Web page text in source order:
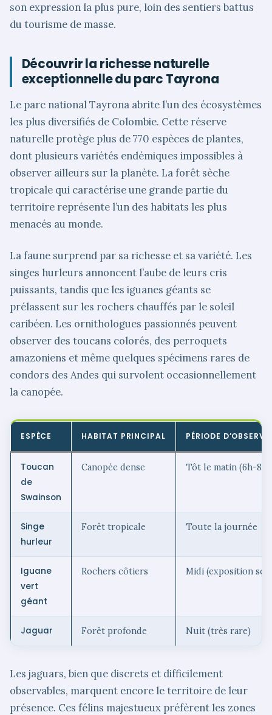
son expression la plus pure, loin des sentiers battus
du tourisme de masse.
Découvrir la richesse naturelle
exceptionnelle du parc Tayrona
Le parc national Tayrona abrite l’un des écosystèmes
les plus diversifiés de Colombie. Cette réserve
naturelle protège plus de 770 espèces de plantes,
dont plusieurs variétés endémiques impossibles à
observer ailleurs sur la planète. La forêt sèche
tropicale qui caractérise une grande partie du
territoire représente l’un des habitats les plus
menacés au monde.
La faune surprend par sa richesse et sa variété. Les
singes hurleurs annoncent l’aube de leurs cris
puissants, tandis que les iguanes géants se
prélassent sur les rochers chauffés par le soleil
caribéen. Les ornithologues passionnés peuvent
observer des toucans colorés, des perroquets
amazoniens et même quelques spécimens rares de
condors des Andes qui survolent occasionnellement
la canopée.
ESPÈCE HABITAT PRINCIPAL PÉRIODE
Toucan
de
Swainson
Canopée dense Tôt le matin (6h-8h)
Singe
hurleur
Forêt tropicale Toute la journée
Iguane
vert
géant
Rochers côtiers Midi (exposition
Jaguar Forêt profonde Nuit (très rare)
Les jaguars, bien que discrets et difficilement
observables, marquent encore le territoire de leur
présence. Ces félins majestueux préfèrent les zones